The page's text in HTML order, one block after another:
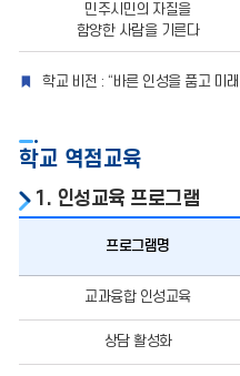
민주시민의 자질을
함양한 사람을 기른다
학교 비전 : “바른 인성을 품고 미
학교 역점교육
1. 인성교육 프로그램
프로그램명
교과융합 인성교육
상담 활성화